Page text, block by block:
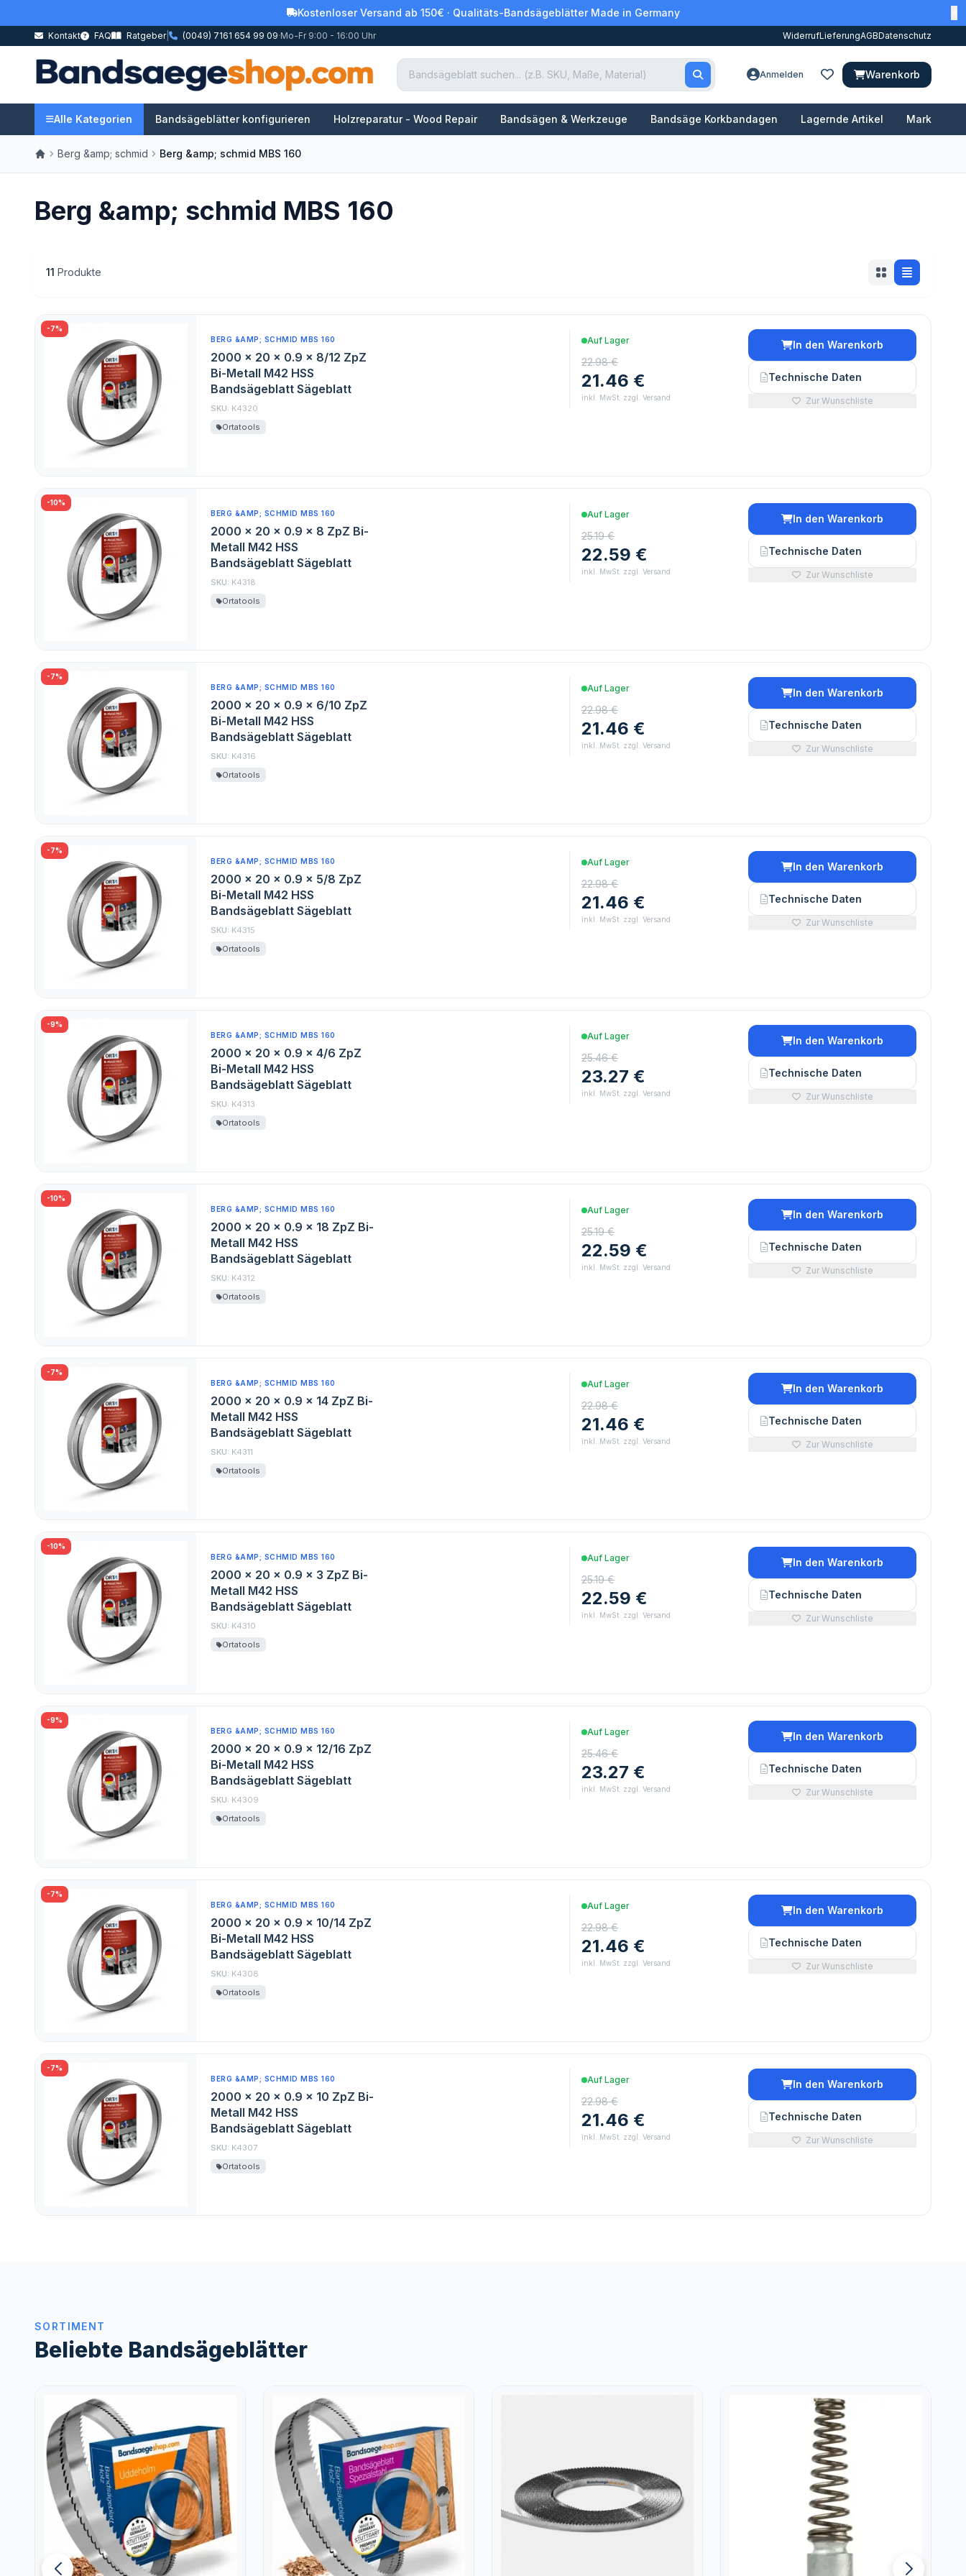
Kostenloser Versand ab 150€ · Qualitäts-Bandsägeblätter Made in Germany
Kontakt FAQ Ratgeber| (0049) 7161 654 99 09·Mo-Fr 9:00 - 16:00 Uhr WiderrufLieferungAGBDatenschutz
Anmelden Warenkorb
Alle Kategorien Bandsägeblätter konfigurieren Holzreparatur - Wood Repair Bandsägen & Werkzeuge Bandsäge Korkbandagen Lagernde Artikel Marken
Berg &amp; schmid Berg &amp; schmid MBS 160
Berg &amp; schmid MBS 160
11 Produkte
-7%
BERG &AMP; SCHMID MBS 160
2000 x 20 x 0.9 x 8/12 ZpZ
Bi-Metall M42 HSS
Bandsägeblatt Sägeblatt
SKU: K4320
Ortatools
Auf Lager
22.98 €
21.46 €
inkl. MwSt. zzgl. Versand
In den Warenkorb
Technische Daten
Zur Wunschliste
-10%
BERG &AMP; SCHMID MBS 160
2000 x 20 x 0.9 x 8 ZpZ Bi-
Metall M42 HSS
Bandsägeblatt Sägeblatt
SKU: K4318
Ortatools
Auf Lager
25.19 €
22.59 €
inkl. MwSt. zzgl. Versand
In den Warenkorb
Technische Daten
Zur Wunschliste
-7%
BERG &AMP; SCHMID MBS 160
2000 x 20 x 0.9 x 6/10 ZpZ
Bi-Metall M42 HSS
Bandsägeblatt Sägeblatt
SKU: K4316
Ortatools
Auf Lager
22.98 €
21.46 €
inkl. MwSt. zzgl. Versand
In den Warenkorb
Technische Daten
Zur Wunschliste
-7%
BERG &AMP; SCHMID MBS 160
2000 x 20 x 0.9 x 5/8 ZpZ
Bi-Metall M42 HSS
Bandsägeblatt Sägeblatt
SKU: K4315
Ortatools
Auf Lager
22.98 €
21.46 €
inkl. MwSt. zzgl. Versand
In den Warenkorb
Technische Daten
Zur Wunschliste
-9%
BERG &AMP; SCHMID MBS 160
2000 x 20 x 0.9 x 4/6 ZpZ
Bi-Metall M42 HSS
Bandsägeblatt Sägeblatt
SKU: K4313
Ortatools
Auf Lager
25.46 €
23.27 €
inkl. MwSt. zzgl. Versand
In den Warenkorb
Technische Daten
Zur Wunschliste
-10%
BERG &AMP; SCHMID MBS 160
2000 x 20 x 0.9 x 18 ZpZ Bi-
Metall M42 HSS
Bandsägeblatt Sägeblatt
SKU: K4312
Ortatools
Auf Lager
25.19 €
22.59 €
inkl. MwSt. zzgl. Versand
In den Warenkorb
Technische Daten
Zur Wunschliste
-7%
BERG &AMP; SCHMID MBS 160
2000 x 20 x 0.9 x 14 ZpZ Bi-
Metall M42 HSS
Bandsägeblatt Sägeblatt
SKU: K4311
Ortatools
Auf Lager
22.98 €
21.46 €
inkl. MwSt. zzgl. Versand
In den Warenkorb
Technische Daten
Zur Wunschliste
-10%
BERG &AMP; SCHMID MBS 160
2000 x 20 x 0.9 x 3 ZpZ Bi-
Metall M42 HSS
Bandsägeblatt Sägeblatt
SKU: K4310
Ortatools
Auf Lager
25.19 €
22.59 €
inkl. MwSt. zzgl. Versand
In den Warenkorb
Technische Daten
Zur Wunschliste
-9%
BERG &AMP; SCHMID MBS 160
2000 x 20 x 0.9 x 12/16 ZpZ
Bi-Metall M42 HSS
Bandsägeblatt Sägeblatt
SKU: K4309
Ortatools
Auf Lager
25.46 €
23.27 €
inkl. MwSt. zzgl. Versand
In den Warenkorb
Technische Daten
Zur Wunschliste
-7%
BERG &AMP; SCHMID MBS 160
2000 x 20 x 0.9 x 10/14 ZpZ
Bi-Metall M42 HSS
Bandsägeblatt Sägeblatt
SKU: K4308
Ortatools
Auf Lager
22.98 €
21.46 €
inkl. MwSt. zzgl. Versand
In den Warenkorb
Technische Daten
Zur Wunschliste
-7%
BERG &AMP; SCHMID MBS 160
2000 x 20 x 0.9 x 10 ZpZ Bi-
Metall M42 HSS
Bandsägeblatt Sägeblatt
SKU: K4307
Ortatools
Auf Lager
22.98 €
21.46 €
inkl. MwSt. zzgl. Versand
In den Warenkorb
Technische Daten
Zur Wunschliste
SORTIMENT
Beliebte Bandsägeblätter